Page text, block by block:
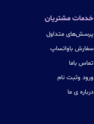
خدمات مشتریان
پرسش‌های متداول
سفارش باواتساپ
تماس باما
ورود وثبت نام
درباره ی ما